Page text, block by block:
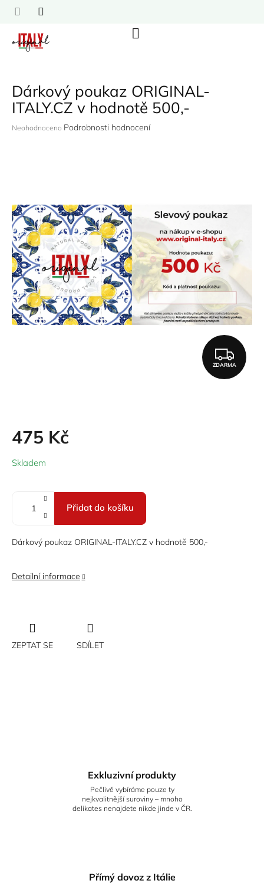
Nákupní
Dárkový poukaz ORIGINAL-
ITALY.CZ v hodnotě 500,-
Průměrné
hvězdiček.
Neohodnoceno Podrobnosti hodnocení
Z
D
ZDARMA
475 Kč
cena:
Skladem
Přidat do košíku
Dárkový poukaz ORIGINAL-ITALY.CZ v hodnotě 500,-
Detailní informace
ZEPTAT SE SDÍLET
Exkluzivní produkty
Pečlivě vybíráme pouze ty
nejkvalitnější suroviny – mnoho
delikates nenajdete nikde jinde v ČR.
Přímý dovoz z Itálie